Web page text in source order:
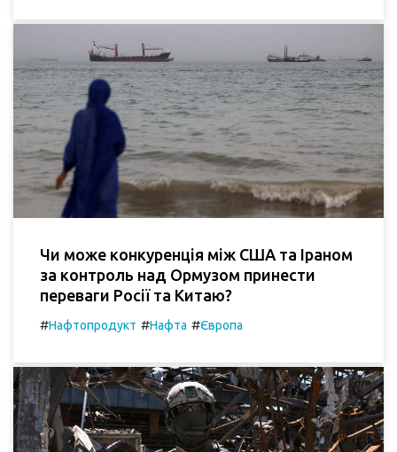
Чи може конкуренція між США та Іраном
за контроль над Ормузом принести
переваги Росії та Китаю?
#Нафтопродукт #Нафта #Європа